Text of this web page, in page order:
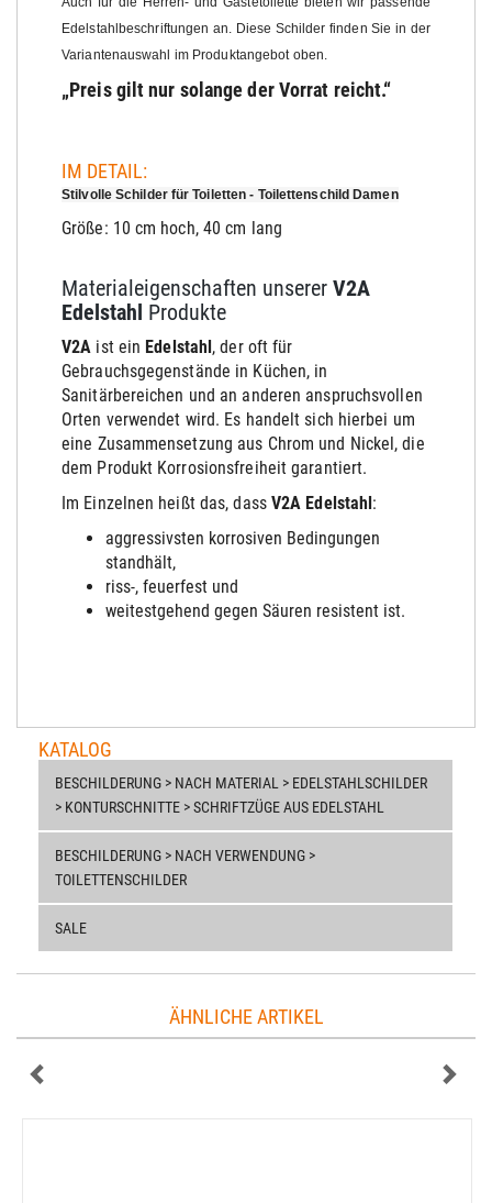
Edelstahlbeschriftungen an. Diese Schilder finden Sie in der
Variantenauswahl im Produktangebot oben.
„Preis gilt nur solange der Vorrat reicht.“
IM DETAIL:
Stilvolle Schilder für Toiletten - Toilettenschild Damen
Größe: 10 cm hoch, 40 cm lang
Materialeigenschaften unserer V2A
Edelstahl Produkte
V2A ist ein Edelstahl, der oft für
Gebrauchsgegenstände in Küchen, in
Sanitärbereichen und an anderen anspruchsvollen
Orten verwendet wird. Es handelt sich hierbei um
eine Zusammensetzung aus Chrom und Nickel, die
dem Produkt Korrosionsfreiheit garantiert.
Im Einzelnen heißt das, dass V2A Edelstahl:
aggressivsten korrosiven Bedingungen
standhält,
riss-, feuerfest und
weitestgehend gegen Säuren resistent ist.
KATALOG
BESCHILDERUNG > NACH MATERIAL > EDELSTAHLSCHILDER
> KONTURSCHNITTE > SCHRIFTZÜGE AUS EDELSTAHL
BESCHILDERUNG > NACH VERWENDUNG >
TOILETTENSCHILDER
SALE
ÄHNLICHE ARTIKEL